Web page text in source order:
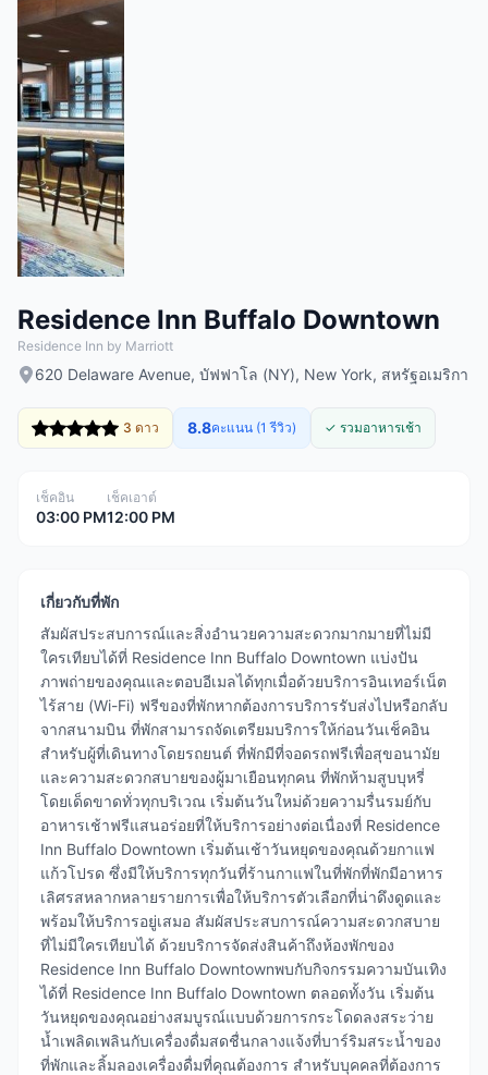
Residence Inn Buffalo Downtown
Residence Inn by Marriott
620 Delaware Avenue, บัฟฟาโล (NY), New York, สหรัฐอเมริกา
3 ดาว 8.8คะแนน (1 รีวิว) ✓ รวมอาหารเช้า
เช็คอิน
03:00 PM
เช็คเอาต์
12:00 PM
เกี่ยวกับที่พัก
สัมผัสประสบการณ์และสิ่งอำนวยความสะดวกมากมายที่ไม่มี
ใครเทียบได้ที่ Residence Inn Buffalo Downtown แบ่งปัน
ภาพถ่ายของคุณและตอบอีเมลได้ทุกเมื่อด้วยบริการอินเทอร์เน็ต
ไร้สาย (Wi-Fi) ฟรีของที่พักหากต้องการบริการรับส่งไปหรือกลับ
จากสนามบิน ที่พักสามารถจัดเตรียมบริการให้ก่อนวันเช็คอิน
สำหรับผู้ที่เดินทางโดยรถยนต์ ที่พักมีที่จอดรถฟรีเพื่อสุขอนามัย
และความสะดวกสบายของผู้มาเยือนทุกคน ที่พักห้ามสูบบุหรี่
โดยเด็ดขาดทั่วทุกบริเวณ เริ่มต้นวันใหม่ด้วยความรื่นรมย์กับ
อาหารเช้าฟรีแสนอร่อยที่ให้บริการอย่างต่อเนื่องที่ Residence
Inn Buffalo Downtown เริ่มต้นเช้าวันหยุดของคุณด้วยกาแฟ
แก้วโปรด ซึ่งมีให้บริการทุกวันที่ร้านกาแฟในที่พักที่พักมีอาหาร
เลิศรสหลากหลายรายการเพื่อให้บริการตัวเลือกที่น่าดึงดูดและ
พร้อมให้บริการอยู่เสมอ สัมผัสประสบการณ์ความสะดวกสบาย
ที่ไม่มีใครเทียบได้ ด้วยบริการจัดส่งสินค้าถึงห้องพักของ
Residence Inn Buffalo Downtownพบกับกิจกรรมความบันเทิง
ได้ที่ Residence Inn Buffalo Downtown ตลอดทั้งวัน เริ่มต้น
วันหยุดของคุณอย่างสมบูรณ์แบบด้วยการกระโดดลงสระว่าย
น้ำเพลิดเพลินกับเครื่องดื่มสดชื่นกลางแจ้งที่บาร์ริมสระน้ำของ
ที่พักและลิ้มลองเครื่องดื่มที่คุณต้องการ สำหรับบุคคลที่ต้องการ